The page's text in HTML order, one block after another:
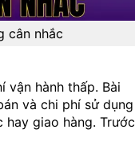
cân nhắc
vận hành thấp. Bài
và chi phí sử dụng
giao hàng. Trước